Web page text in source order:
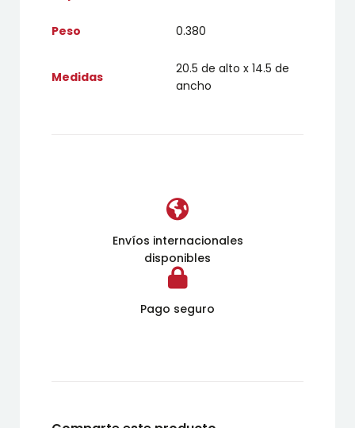
Peso 0.380
Medidas
20.5 de alto x 14.5 de
ancho
Envíos internacionales
disponibles
Pago seguro